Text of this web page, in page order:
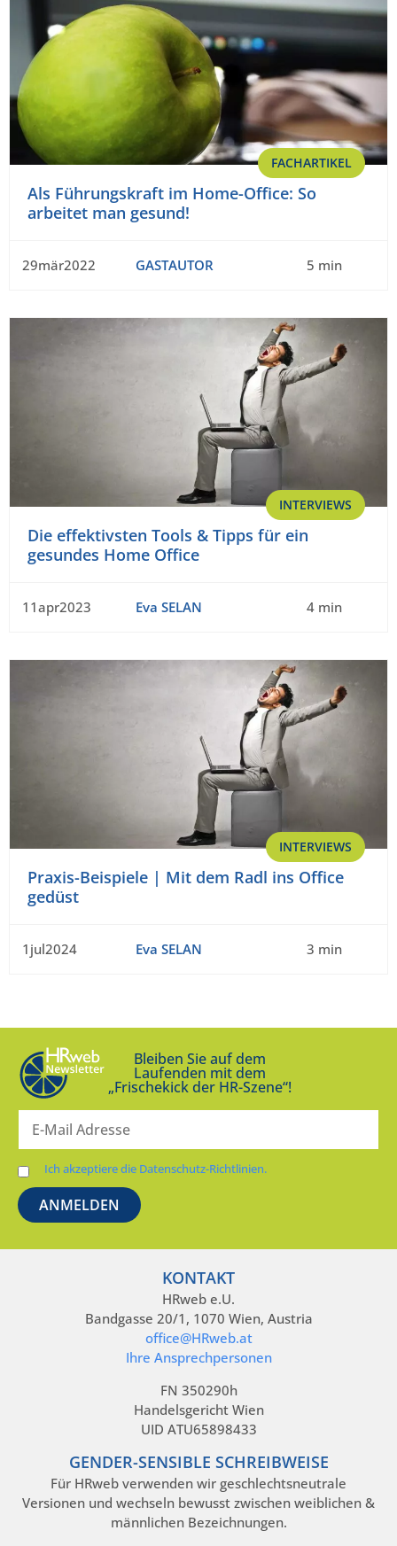
FACHARTIKEL
Als Führungskraft im Home-Office: So
arbeitet man gesund!
29mär2022 GASTAUTOR 5 min
INTERVIEWS
Die effektivsten Tools & Tipps für ein
gesundes Home Office
11apr2023 Eva SELAN 4 min
INTERVIEWS
Praxis-Beispiele | Mit dem Radl ins Office
gedüst
1jul2024 Eva SELAN 3 min
Bleiben Sie auf dem
Laufenden mit dem
„Frischekick der HR-Szene“!
Ich akzeptiere die Datenschutz-Richtlinien.
KONTAKT
HRweb e.U.
Bandgasse 20/1, 1070 Wien, Austria
office@HRweb.at
Ihre Ansprechpersonen
FN 350290h
Handelsgericht Wien
UID ATU65898433
GENDER-SENSIBLE SCHREIBWEISE
Für HRweb verwenden wir geschlechtsneutrale
Versionen und wechseln bewusst zwischen weiblichen &
männlichen Bezeichnungen.